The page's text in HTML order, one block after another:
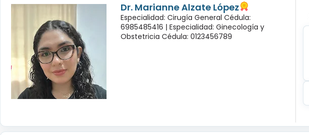
Dr. Marianne Alzate López
Especialidad: Cirugía General Cédula:
6985485416 | Especialidad: Ginecología y
Obstetricia Cédula: 0123456789